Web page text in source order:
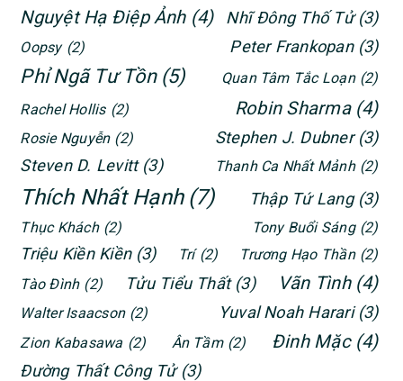
Nguyệt Hạ Điệp Ảnh (4) Nhĩ Đông Thố Tử (3)
Oopsy (2) Peter Frankopan (3)
Phỉ Ngã Tư Tồn (5) Quan Tâm Tắc Loạn (2)
Rachel Hollis (2) Robin Sharma (4)
Rosie Nguyễn (2) Stephen J. Dubner (3)
Steven D. Levitt (3) Thanh Ca Nhất Mảnh (2)
Thích Nhất Hạnh (7) Thập Tứ Lang (3)
Thục Khách (2) Tony Buổi Sáng (2)
Triệu Kiền Kiền (3) Trí (2) Trương Hạo Thần (2)
Tào Đình (2) Tửu Tiểu Thất (3) Vãn Tình (4)
Walter Isaacson (2) Yuval Noah Harari (3)
Zion Kabasawa (2) Ân Tầm (2) Đinh Mặc (4)
Đường Thất Công Tử (3)